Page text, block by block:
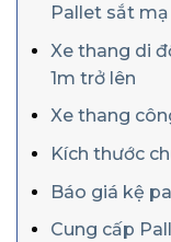
Pallet sắt
Xe thang di
1m trở lên
Xe thang
Kích thước
Báo giá kệ
Cung cấp